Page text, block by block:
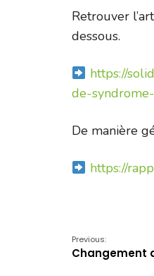
Retrouver
dessous.
https://
de-
De manière
https://
Previous:
Changement